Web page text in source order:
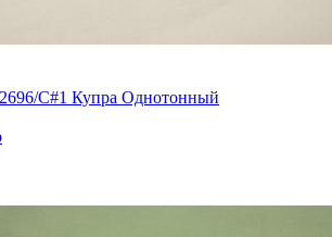
C#1 Купра Однотонный